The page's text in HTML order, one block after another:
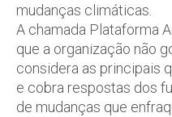
mudanças climáticas.
A chamada Plataforma
que a organização não
considera as principais
e cobra respostas dos
de mudanças que